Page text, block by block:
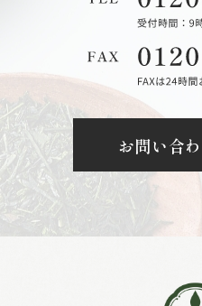
お問い合